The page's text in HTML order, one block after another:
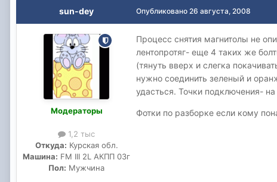
sun-dey
Модераторы
1,2 тыс
Откуда: Курская обл.
Машина: FM III 2L АКПП 03г
Пол: Мужчина
Опубликовано 26 августа, 2008
Процесс снятия магнитолы не
лентопротяг- еще 4 таких же
(тянуть вверх и слегка
нужно соединить зеленый и
удасться. Точки подключения-
Фотки по разборке если кому